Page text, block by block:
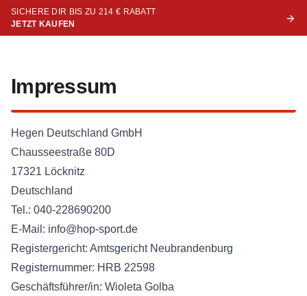
SICHERE DIR BIS ZU 214 € RABATT
JETZT KAUFEN
Impressum
Hegen Deutschland GmbH
Chausseestraße 80D
17321 Löcknitz
Deutschland
Tel.: 040-228690200
E-Mail: info@hop-sport.de
Registergericht: Amtsgericht Neubrandenburg
Registernummer: HRB 22598
Geschäftsführer/in: Wioleta Golba